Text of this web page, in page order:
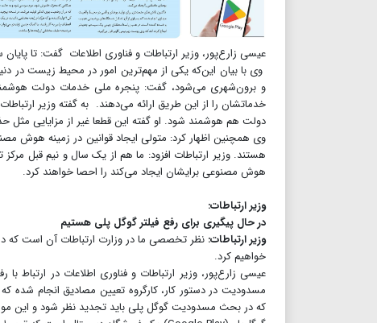
عیسی زارع‌پور، وزیر ارتباطات و فناوری اطلاعات گفت: تا پایان سال همه روستاهای بالای
وی با بیان این‌که یکی از مهم‌ترین امور در محیط زیست
دولت هم هوشمند شود. او گفته این قطعا غیر از مزایایی
وی همچنین اظهار کرد: متولی ایجاد قوانین در زمینه
هستند. وزیر ارتباطات افزود: ما هم از یک سال و نیم قبل
هوش مصنوعی برایشان ایجاد می‌کند را احصا خواهند کرد.
وزیر ارتباطات:
در حال پیگیری برای رفع فیلتر گوگل پلی هستیم
وزیر ارتباطات: نظر تخصصی ما در وزارت ارتباطات آن است که
خواهیم کرد.
عیسی زارع‌پور، وزیر ارتباطات و فناوری اطلاعات در ارتباط
مسدودیت در دستور کار، کارگروه تعیین مصادیق انجام
که در بحث مسدودیت گوگل پلی باید تجدید نظر شود و این